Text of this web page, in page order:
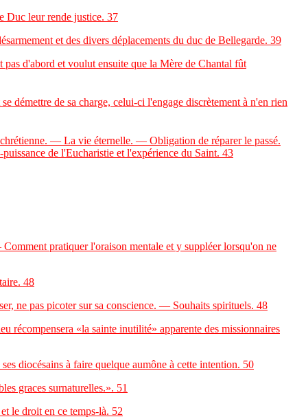
Duc leur rende justice. 37
et des divers déplacements du duc de Bellegarde. 39
d'abord et voulut ensuite que la Mère de Chantal fût
démettre de sa charge, celui-ci l'engage discrètement à n'en rien
— La vie éternelle. — Obligation de réparer le passé.
de l'Eucharistie et l'expérience du Saint. 43
pratiquer l'oraison mentale et y suppléer lorsqu'on ne
48
ne pas picoter sur sa conscience. — Souhaits spirituels. 48
«la sainte inutilité» apparente des missionnaires
diocésains à faire quelque aumône à cette intention. 50
graces surnaturelles.». 51
le droit en ce temps-là. 52